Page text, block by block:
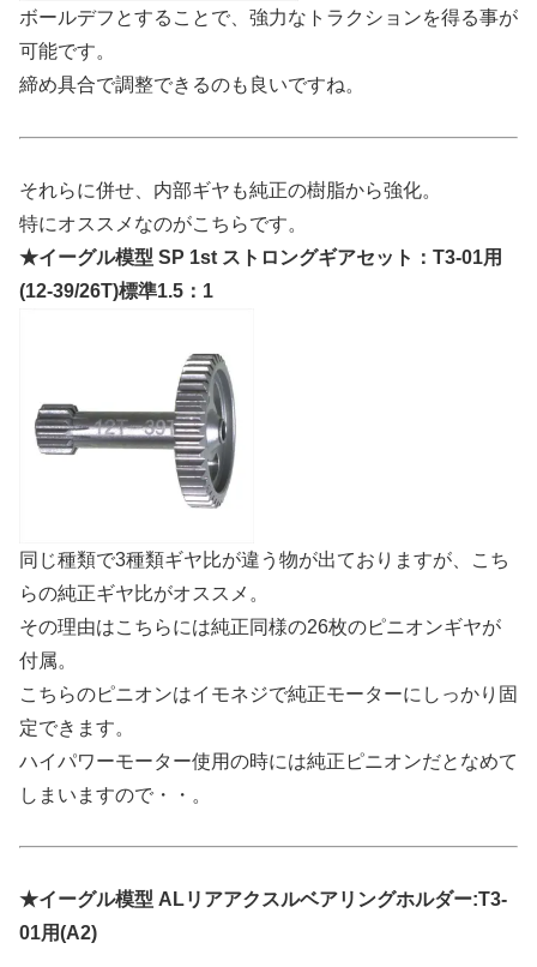
ボールデフとすることで、強力なトラクションを得る事が
可能です。
締め具合で調整できるのも良いですね。
それらに併せ、内部ギヤも純正の樹脂から強化。
特にオススメなのがこちらです。
★イーグル模型 SP 1st ストロングギアセット：T3-01用
(12-39/26T)標準1.5：1
同じ種類で3種類ギヤ比が違う物が出ておりますが、こち
らの純正ギヤ比がオススメ。
その理由はこちらには純正同様の26枚のピニオンギヤが
付属。
こちらのピニオンはイモネジで純正モーターにしっかり固
定できます。
ハイパワーモーター使用の時には純正ピニオンだとなめて
しまいますので・・。
★イーグル模型 ALリアアクスルベアリングホルダー:T3-
01用(A2)